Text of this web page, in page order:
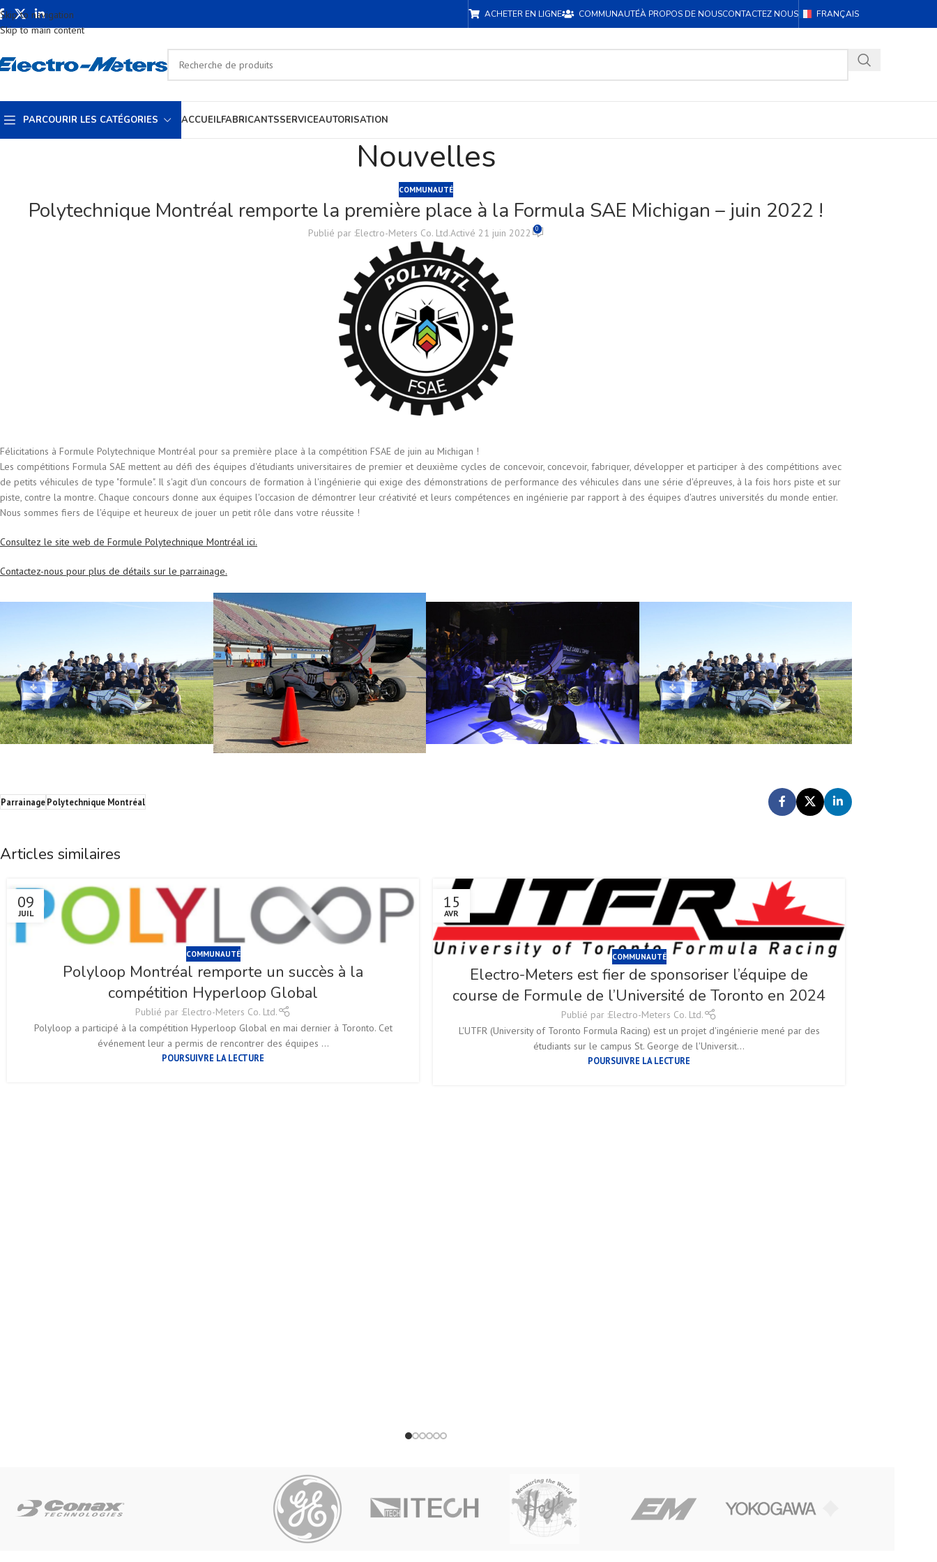
Skip to navigation
Skip to main content
ACHETER EN LIGNE COMMUNAUTÉÀ PROPOS DE NOUSCONTACTEZ NOUS FRANÇAIS
PARCOURIR LES CATÉGORIES ACCUEILFABRICANTSSERVICEAUTORISATION
Nouvelles
COMMUNAUTÉ
Polytechnique Montréal remporte la première place à la Formula SAE Michigan – juin 2022 !
Publié par :Electro-Meters Co. Ltd.Activé 21 juin 2022 0
Félicitations à Formule Polytechnique Montréal pour sa première place à la compétition FSAE de juin au Michigan !
Les compétitions Formula SAE mettent au défi des équipes d'étudiants universitaires de premier et deuxième cycles de concevoir, concevoir, fabriquer, développer et participer à des compétitions avec
de petits véhicules de type "formule". Il s'agit d'un concours de formation à l'ingénierie qui exige des démonstrations de performance des véhicules dans une série d'épreuves, à la fois hors piste et sur
piste, contre la montre. Chaque concours donne aux équipes l'occasion de démontrer leur créativité et leurs compétences en ingénierie par rapport à des équipes d'autres universités du monde entier.
Nous sommes fiers de l'équipe et heureux de jouer un petit rôle dans votre réussite !
Consultez le site web de Formule Polytechnique Montréal ici.
Contactez-nous pour plus de détails sur le parrainage.
ParrainagePolytechnique Montréal
Articles similaires
09
JUIL
COMMUNAUTÉ
Polyloop Montréal remporte un succès à la
compétition Hyperloop Global
Publié par :Electro-Meters Co. Ltd.
Polyloop a participé à la compétition Hyperloop Global en mai dernier à Toronto. Cet
événement leur a permis de rencontrer des équipes ...
POURSUIVRE LA LECTURE
15
AVR
COMMUNAUTÉ
Electro-Meters est fier de sponsoriser l’équipe de
course de Formule de l’Université de Toronto en 2024
Publié par :Electro-Meters Co. Ltd.
L'UTFR (University of Toronto Formula Racing) est un projet d'ingénierie mené par des
étudiants sur le campus St. George de l'Universit...
POURSUIVRE LA LECTURE